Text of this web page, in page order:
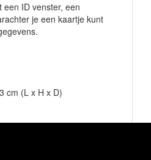
een ID venster, een
je een kaartje kunt
cm (L x H x D)